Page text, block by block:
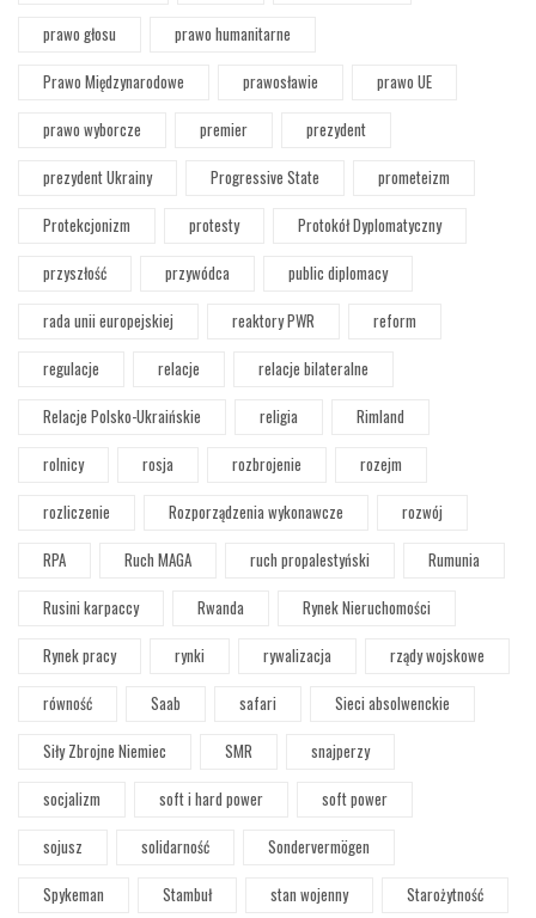
prawo głosu
prawo humanitarne
Prawo Międzynarodowe
prawosławie
prawo UE
prawo wyborcze
premier
prezydent
prezydent Ukrainy
Progressive State
prometeizm
Protekcjonizm
protesty
Protokół Dyplomatyczny
przyszłość
przywódca
public diplomacy
rada unii europejskiej
reaktory PWR
reform
regulacje
relacje
relacje bilateralne
Relacje Polsko-Ukraińskie
religia
Rimland
rolnicy
rosja rozbrojenie
rozejm
rozliczenie
Rozporządzenia wykonawcze
rozwój
RPA
Ruch MAGA ruch propalestyński
Rumunia
Rusini karpaccy
Rwanda
Rynek Nieruchomości
Rynek pracy
rynki rywalizacja
rządy wojskowe
równość
Saab safari
Sieci absolwenckie
Siły Zbrojne Niemiec
SMR
snajperzy
socjalizm
soft i hard power
soft power
sojusz
solidarność
Sondervermögen
Spykeman
Stambuł stan wojenny
Starożytność